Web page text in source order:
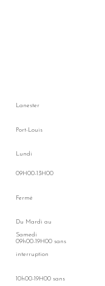
Lanester
Port-Louis
Lundi
09H00-13H00
Fermé
Du Mardi au
Samedi
09h00-19H00 sans
interruption
10h00-19H00 sans